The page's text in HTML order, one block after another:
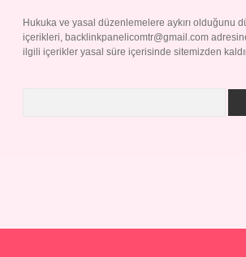
Hukuka ve yasal düzenlemelere aykırı olduğunu
içerikleri, backlinkpanelicomtr@gmail.com
ilgili içerikler yasal süre içerisinde sitemizden